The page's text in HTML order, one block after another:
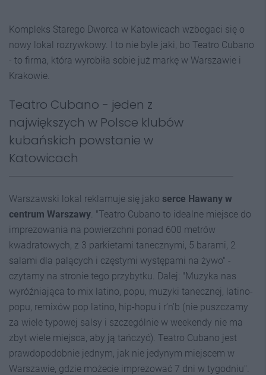
Kompleks Starego Dworca w Katowicach wzbogaci się o
nowy lokal rozrywkowy. I to nie byle jaki, bo Teatro Cubano
- to firma, która wyrobiła sobie już markę w Warszawie i
Krakowie.
Teatro Cubano - jeden z
największych w Polsce klubów
kubańskich powstanie w
Katowicach
Warszawski lokal reklamuje się jako serce Hawany w
centrum Warszawy. "Teatro Cubano to idealne miejsce do
imprezowania na powierzchni ponad 600 metrów
kwadratowych, z 3 parkietami tanecznymi, 5 barami, 2
salami dla palących i częstymi występami na żywo" -
czytamy na stronie tego przybytku. Dalej: "Muzyka nas
wyróźniająca to mix latino, popu, muzyki tanecznej, latino-
popu, remixów pop latino, hip-hopu i r’n’b (nie puszczamy
za wiele typowej salsy i szczególnie w weekendy nie ma
zbyt wiele miejsca, aby ją tańczyć). Teatro Cubano jest
prawdopodobnie jednym, jak nie jedynym miejscem w
Warszawie, gdzie możecie imprezować 7 dni w tygodniu".